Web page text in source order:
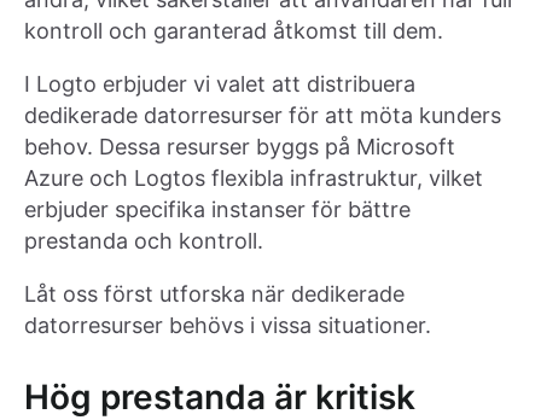
kontroll och garanterad åtkomst till dem.
I Logto erbjuder vi valet att distribuera
dedikerade datorresurser för att möta kunders
behov. Dessa resurser byggs på Microsoft
Azure och Logtos flexibla infrastruktur, vilket
erbjuder specifika instanser för bättre
prestanda och kontroll.
Låt oss först utforska när dedikerade
datorresurser behövs i vissa situationer.
Hög prestanda är kritisk